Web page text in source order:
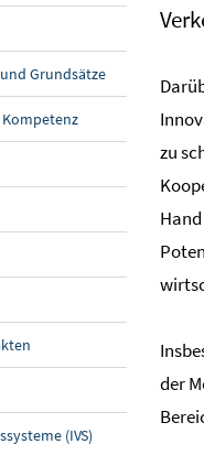
Grundsätze
(IVS)
zu
der